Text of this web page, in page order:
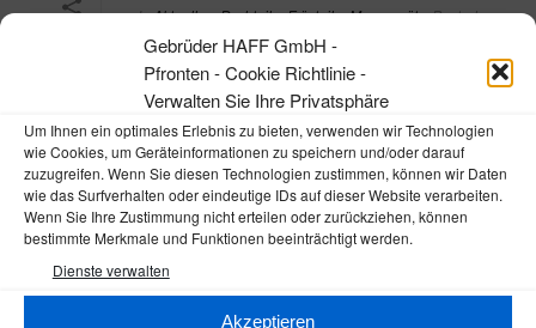
Gebrüder HAFF GmbH -
Pfronten - Cookie Richtlinie -
Verwalten Sie Ihre Privatsphäre
Um Ihnen ein optimales Erlebnis zu bieten, verwenden wir Technologien
wie Cookies, um Geräteinformationen zu speichern und/oder darauf
zuzugreifen. Wenn Sie diesen Technologien zustimmen, können wir Daten
wie das Surfverhalten oder eindeutige IDs auf dieser Website verarbeiten.
Wenn Sie Ihre Zustimmung nicht erteilen oder zurückziehen, können
bestimmte Merkmale und Funktionen beeinträchtigt werden.
Dienste verwalten
Akzeptieren
InAktuelles,Drehteile,Frästeile,Messgeräte Posted
20. Juli 2016
HAFF produziert
weiterhin Planimeter
READ MORE